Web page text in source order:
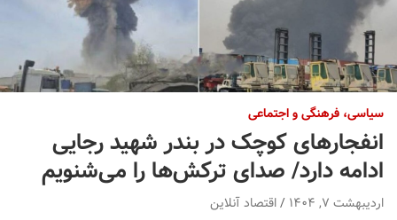
سیاسی، فرهنگی و اجتماعی
انفجار‌های کوچک در بندر شهید رجایی
ادامه دارد/ صدای ترکش‌ها را می‌شنویم
اردیبهشت ۷, ۱۴۰۴ اقتصاد آنلاین